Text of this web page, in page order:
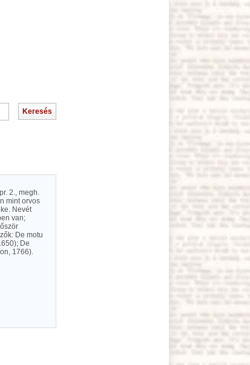
2., megh.
mint orvos
Nevét
van;
De motu
De
1766).